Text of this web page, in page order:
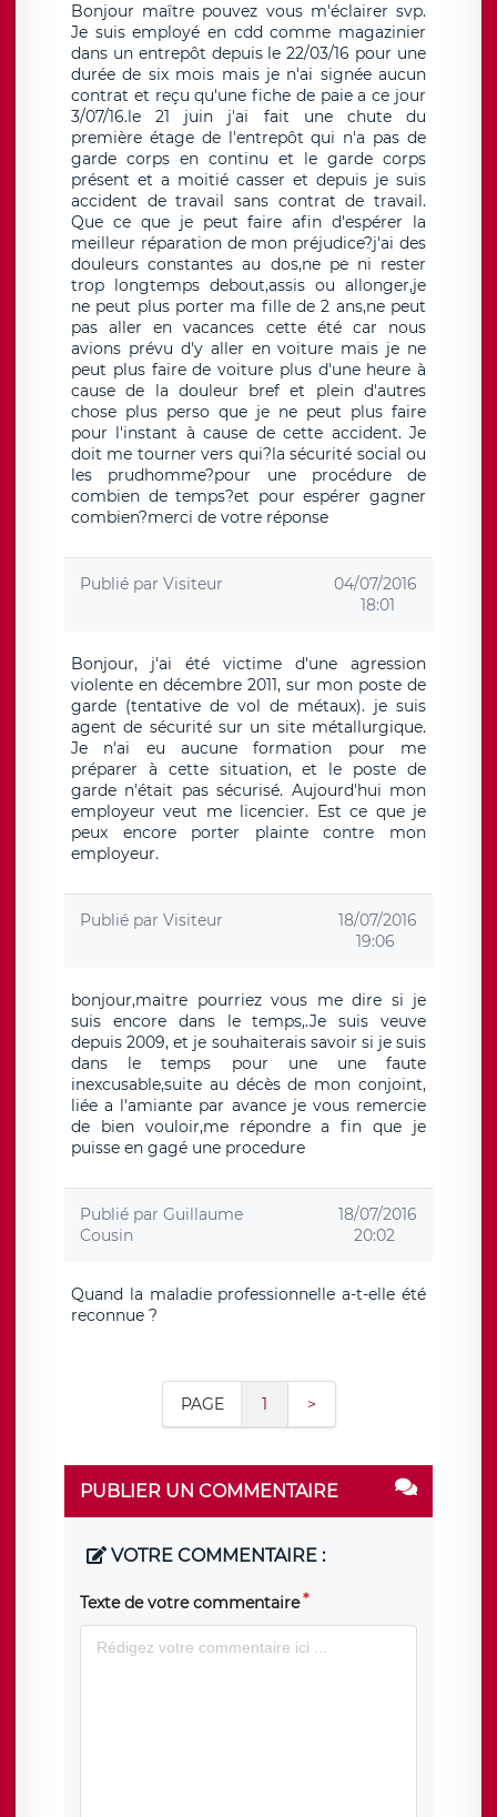
Bonjour maître pouvez vous m'éclairer svp.
Je suis employé en cdd comme magazinier
dans un entrepôt depuis le 22/03/16 pour une
durée de six mois mais je n'ai signée aucun
contrat et reçu qu'une fiche de paie a ce jour
3/07/16.le 21 juin j'ai fait une chute du
première étage de l'entrepôt qui n'a pas de
garde corps en continu et le garde corps
présent et a moitié casser et depuis je suis
accident de travail sans contrat de travail.
Que ce que je peut faire afin d'espérer la
meilleur réparation de mon préjudice?j'ai des
douleurs constantes au dos,ne pe ni rester
trop longtemps debout,assis ou allonger,je
ne peut plus porter ma fille de 2 ans,ne peut
pas aller en vacances cette été car nous
avions prévu d'y aller en voiture mais je ne
peut plus faire de voiture plus d'une heure à
cause de la douleur bref et plein d'autres
chose plus perso que je ne peut plus faire
pour l'instant à cause de cette accident. Je
doit me tourner vers qui?la sécurité social ou
les prudhomme?pour une procédure de
combien de temps?et pour espérer gagner
combien?merci de votre réponse
Publié par Visiteur
04/07/2016
18:01
Bonjour, j'ai été victime d'une agression
violente en décembre 2011, sur mon poste de
garde (tentative de vol de métaux). je suis
agent de sécurité sur un site métallurgique.
Je n'ai eu aucune formation pour me
préparer à cette situation, et le poste de
garde n'était pas sécurisé. Aujourd'hui mon
employeur veut me licencier. Est ce que je
peux encore porter plainte contre mon
employeur.
Publié par Visiteur
18/07/2016
19:06
bonjour,maitre pourriez vous me dire si je
suis encore dans le temps,.Je suis veuve
depuis 2009, et je souhaiterais savoir si je suis
dans le temps pour une une faute
inexcusable,suite au décès de mon conjoint,
liée a l'amiante par avance je vous remercie
de bien vouloir,me répondre a fin que je
puisse en gagé une procedure
Publié par Guillaume
Cousin
18/07/2016
20:02
Quand la maladie professionnelle a-t-elle été
reconnue ?
PAGE 1 >
PUBLIER UN COMMENTAIRE
VOTRE COMMENTAIRE :
Texte de votre commentaire